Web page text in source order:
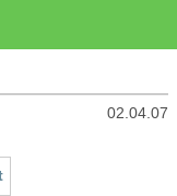
02.04.07